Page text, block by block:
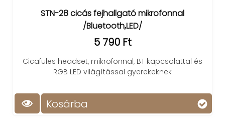
STN-28 cicás fejhallgató mikrofonnal
/Bluetooth,LED/
5 790 Ft
Cicafüles headset, mikrofonnal, BT kapcsolattal és
RGB LED világítással gyerekeknek
Kosárba